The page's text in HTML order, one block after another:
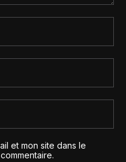
et mon site dans le